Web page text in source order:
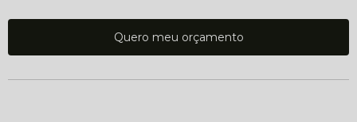
Quero meu orçamento